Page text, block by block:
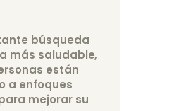
búsqueda
más saludable,
están
a enfoques
mejorar su